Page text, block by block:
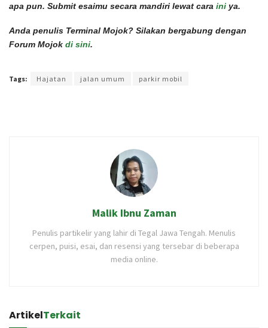
apa pun. Submit esaimu secara mandiri lewat cara ini ya.
Anda penulis Terminal Mojok? Silakan bergabung dengan
Forum Mojok di sini.
Tags: Hajatan jalan umum parkir mobil
Malik Ibnu Zaman
Penulis partikelir yang lahir di Tegal Jawa Tengah. Menulis
cerpen, puisi, esai, dan resensi yang tersebar di beberapa
media online.
ArtikelTerkait